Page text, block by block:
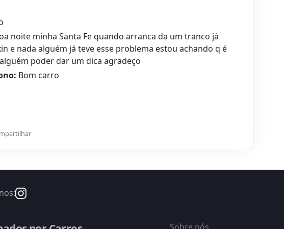
noite minha Santa Fe quando arranca da um tranco já
e nada alguém já teve esse problema estou achando q é
poder dar um dica agradeço
Bom carro